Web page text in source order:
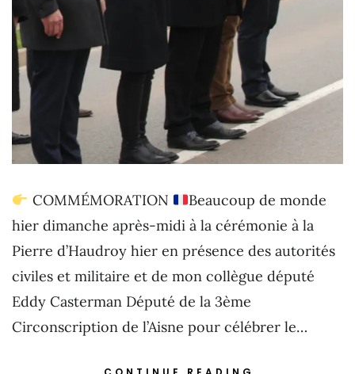
COMMÉMORATION
Beaucoup de monde
hier dimanche après-midi à la cérémonie à la
Pierre d’Haudroy hier en présence des autorités
civiles et militaire et de mon collègue député
Eddy Casterman Député de la 3ème
Circonscription de l’Aisne pour célébrer le…